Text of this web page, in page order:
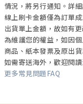
情況，將另行通知。詳
線上刷卡金額僅為訂單
出貨單上金額，故如有
為維護您的權益，如因
商品、紙本發票及原出
如需寄送海外，歡迎閱讀
更多常見問題FAQ